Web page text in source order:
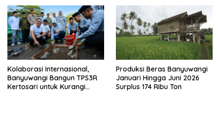
Kolaborasi Internasional,
Banyuwangi Bangun TPS3R
Kertosari untuk Kurangi
Produksi Beras Banyuwangi
Januari Hingga Juni 2026
Surplus 174 Ribu Ton